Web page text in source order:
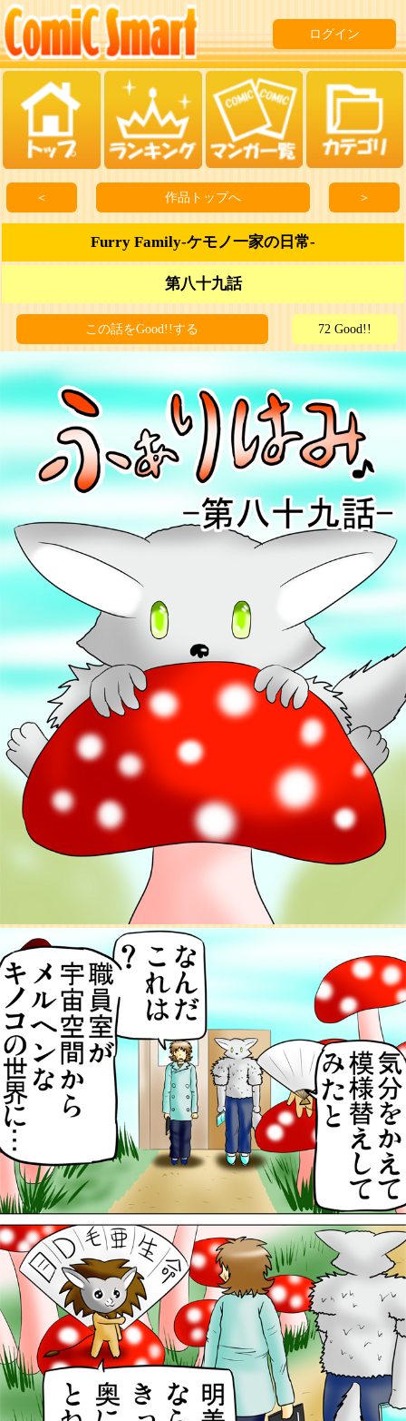
ログイン
＜ 作品トップへ ＞
Furry Family‐ケモノ一家の日常-
第八十九話
この話をGood!!する 72 Good!!